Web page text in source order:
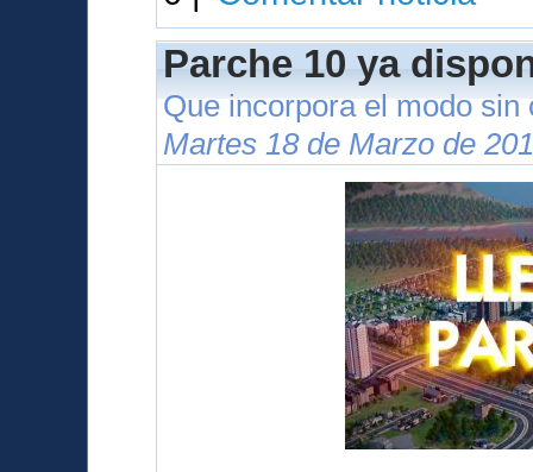
Parche 10 ya
Que incorpora el modo sin
Martes 18 de Marzo de